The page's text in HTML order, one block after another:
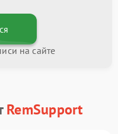
на сайте
RemSupport